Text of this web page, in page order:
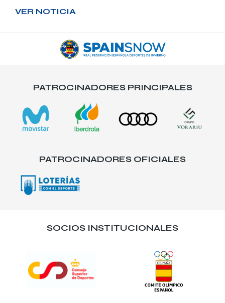
VER NOTICIA
PATROCINADORES PRINCIPALES
PATROCINADORES OFICIALES
SOCIOS INSTITUCIONALES